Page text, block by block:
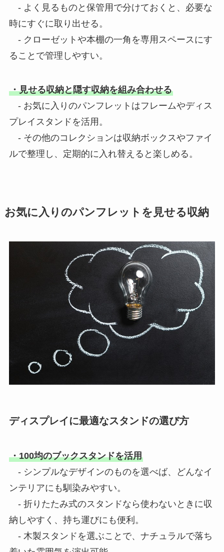
- よく見るものと保管用で分けておくと、必要な
時にすぐに取り出せる。
- クローゼットや本棚の一角を専用スペースにす
ることで管理しやすい。
・見せる収納と隠す収納を組み合わせる
- お気に入りのパンフレットはフレームやディス
プレイスタンドを活用。
- その他のコレクションは収納ボックスやファイ
ルで整理し、定期的に入れ替えると楽しめる。
お気に入りのパンフレットを見せる収納
ディスプレイに最適なスタンドの選び方
・100均のブックスタンドを活用
- シンプルなデザインのものを選べば、どんなイ
ンテリアにも馴染みやすい。
- 折りたたみ式のスタンドなら使わないときに収
納しやすく、持ち運びにも便利。
- 木製スタンドを選ぶことで、ナチュラルで落ち